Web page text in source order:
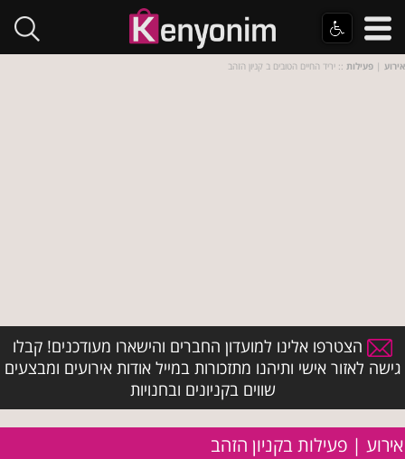
אירוע | פעילות :: יריד החיים הטובים ב קניון הזהב
הצטרפו אלינו למועדון החברים והישארו מעודכנים! קבלו
גישה לאזור אישי ותיהנו מתזכורות במייל אודות אירועים ומבצעים
שווים בקניונים ובחנויות
אירוע | פעילות בקניון הזהב